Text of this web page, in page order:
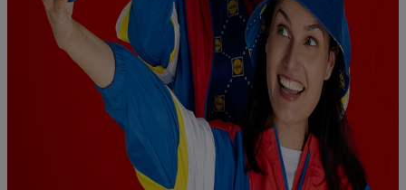
("consenthub")
lub poprzez "Dostosuj"/"Korzystanie z
technologii Utiq opartej na telekomunikacji do celów
marketingu cyfrowego" w opcjach rozwijanych poniżej
(wyłącznie w odniesieniu usług Lidl). Więcej informacji
można znaleźć w
polityce prywatności Utiq .
Kliknięcie w przycisk "Odrzuć" powoduje, że aktywne są
wyłącznie technicznie niezbędne technologie. Klikając
"Zgadzam się", użytkownik wyraża zgodę na przetwarzanie